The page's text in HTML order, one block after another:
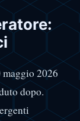
2026
dopo.